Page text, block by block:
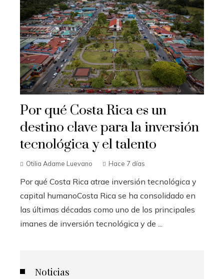
Por qué Costa Rica es un
destino clave para la inversión
tecnológica y el talento
Otilia Adame Luevano Hace 7 días
Por qué Costa Rica atrae inversión tecnológica y
capital humanoCosta Rica se ha consolidado en
las últimas décadas como uno de los principales
imanes de inversión tecnológica y de ...
Noticias